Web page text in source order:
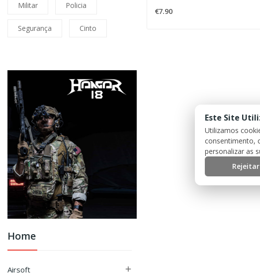
Militar Policia
Segurança Cinto
Home
Airsoft 
€7.90
Este Site
Utilizamos
consentimento,
personalizar as
Rejeitar